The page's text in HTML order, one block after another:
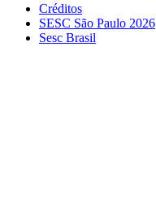
Créditos
SESC São Paulo 2026
Sesc Brasil